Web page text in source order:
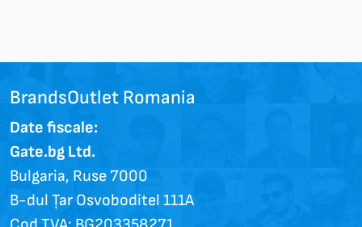
BrandsOutlet Romania
Date fiscale:
Gate.bg Ltd.
Bulgaria, Ruse 7000
B-dul Țar Osvoboditel 111A